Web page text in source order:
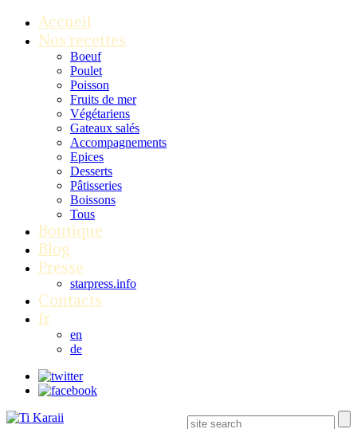
Accueil
Nos recettes
Boeuf
Poulet
Poisson
Fruits de mer
Végétariens
Gateaux salés
Accompagnements
Epices
Desserts
Pâtisseries
Boissons
Tous
Boutique
Blog
Presse
starpress.info
Contacts
fr
en
de